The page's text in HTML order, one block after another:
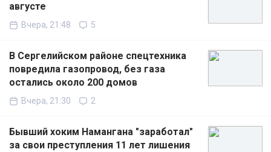
августе
Вчера, 21:48 5
В Сергелийском районе спецтехника
повредила газопровод, без газа
остались около 200 домов
Вчера, 21:30 2
Бывший хоким Намангана "заработал"
за свои преступления 11 лет лишения